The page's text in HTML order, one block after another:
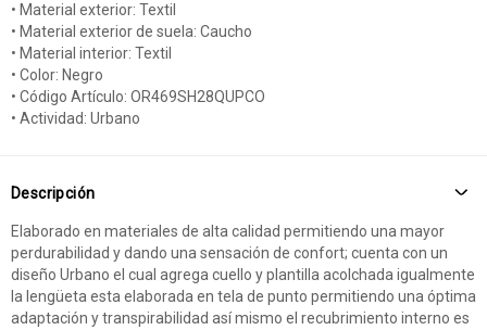
• Material exterior: Textil
• Material exterior de suela: Caucho
• Material interior: Textil
• Color: Negro
• Código Artículo: OR469SH28QUPCO
• Actividad: Urbano
Descripción
Elaborado en materiales de alta calidad permitiendo una mayor
perdurabilidad y dando una sensación de confort; cuenta con un
diseño Urbano el cual agrega cuello y plantilla acolchada igualmente
la lengüeta esta elaborada en tela de punto permitiendo una óptima
adaptación y transpirabilidad así mismo el recubrimiento interno es